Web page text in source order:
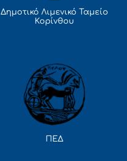
Δημοτικό Λιμενικό Ταμείο
Κορίνθου
ΠΕΔ